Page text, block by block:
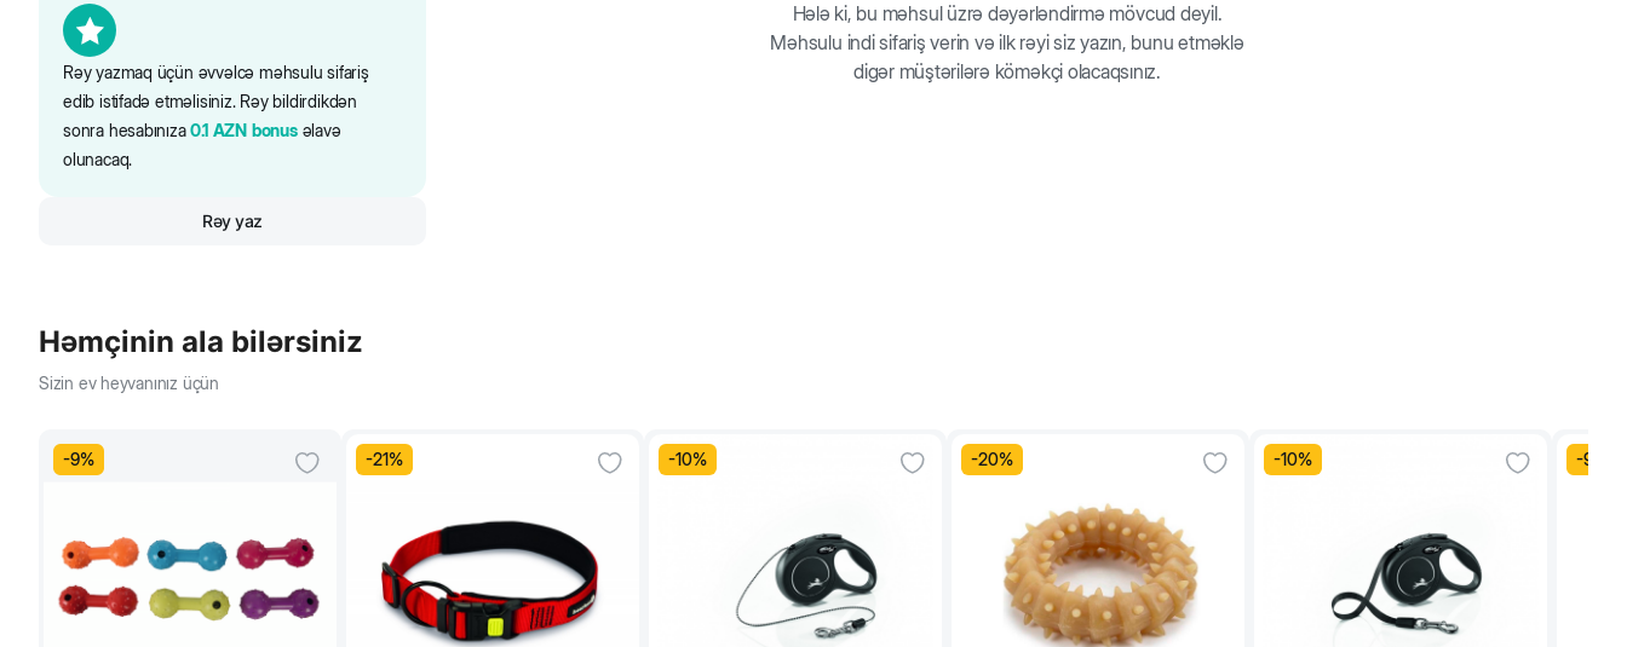
Rəy yazmaq üçün əvvəlcə məhsulu sifariş
edib istifadə etməlisiniz. Rəy bildirdikdən
sonra hesabınıza0.1 AZN bonusəlavə
olunacaq.
Rəy yaz
Hələ ki, bu məhsul üzrə dəyərləndirmə mövcud deyil.
Məhsulu indi sifariş verin və ilk rəyi siz yazın, bunu etməklə
digər müştərilərə köməkçi olacaqsınız.
Həmçinin ala bilərsiniz
Sizin ev heyvanınız üçün
-9% -21% -10% -20% -10% -9